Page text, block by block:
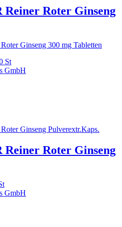
Roter Ginseng
St
GmbH
Roter Ginseng
GmbH